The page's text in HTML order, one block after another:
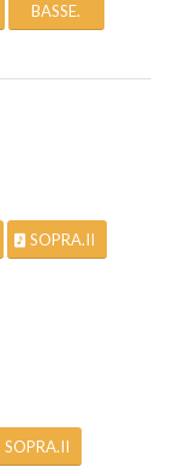
BASSE.
SOPRA.II
SOPRA.II